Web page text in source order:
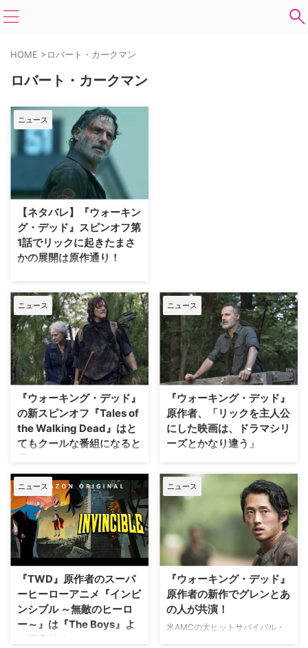
HOME >ロバート・カークマン
ロバート・カークマン
ニュース
【ネタバレ】『ウォーキン
グ・デッド』スピンオフ第
1話でリックに起きたまさ
かの展開は原作通り！
ンオフ『ウォーキング・デッド：
ザ・ワンズ・フー・リブ』。つい
にその第1話がお披露目された
が、視聴者の多くを驚かせたであ
ろう展開は、実は原作通りだっ
た。米Entertainment Weeklyが
報じている。（※本記事は、第1
話「橋の事件から5年後」のネタ
バレを含みますのでご注意くださ
い） 本家のシーズン3で描かれる
はずだった？ 本作は「リックと
で残酷でショッキングな行為はな
いだろうと思っ …
ニュース
『ウォーキング・デッド』
の新スピンオフ『Tales of
the Walking Dead』はと
てもクールな番組になると
米AMCの大ヒットドラマ『ウォ
ーキング・デッド』の新作スピン
オフとして製作が進められている
『Tales of the Walking Dead（原
題）』とダリルとキャロルを主人
公にした作品について、原作者で
あり本家で製作総指揮を務めるロ
バート・カークマンが言及した。
ロバート・カークマンは最近米
Colliderのインタ…
ニュース
『ウォーキング・デッド』
原作者、「リックを主人公
にした映画は、ドラマシリ
ーズとかなり違う」
米AMCの大人気サバイバル・パ
ニックドラマ『ウォーキング・デ
ッド』でシーズン9中盤まで登場
したリック・グライムズを中心に
描く映画版の製作が進行してい
る。そんななかコミックスの原作
者で製作総指揮を務めるロバー
ト・カークマンが、映画版とドラ
た。米Screen Rantが報じてい
る。 三部作となる…
ニュース
『TWD』原作者のスーパ
ーヒーローアニメ『インビ
ンシブル ～無敵のヒーロ
ー～』は『The Boys』よ
り現実的？
ニュース
『ウォーキング・デッド』
原作者の新作でグレンとあ
の人が共演！
米AMCの大ヒットサバイバル・